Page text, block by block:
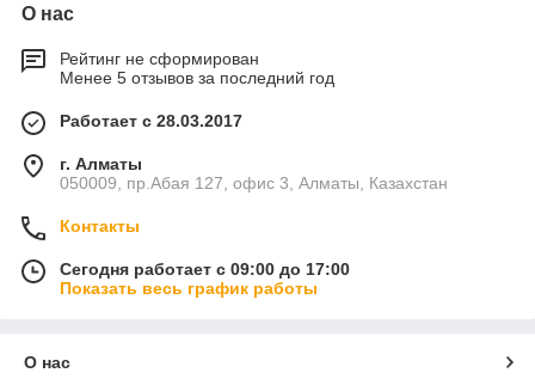
О нас
Рейтинг не сформирован
Менее 5 отзывов за последний год
Работает с 28.03.2017
г. Алматы
050009, пр.Абая 127, офис 3, Алматы, Казахстан
Контакты
Сегодня работает с 09:00 до 17:00
Показать весь график работы
О нас